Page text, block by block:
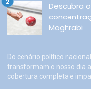
Descubra
Moghrabi
Do cenário político
transformam o nosso dia
cobertura completa e